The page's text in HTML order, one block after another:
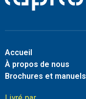
Accueil
À propos de nous
Brochures et manuels